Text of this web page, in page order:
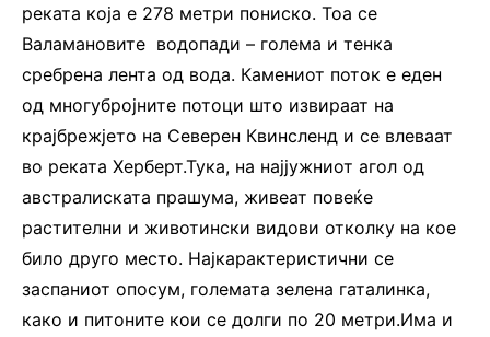
реката која е 278 метри пониско. Тоа се
Валамановите водопади – голема и тенка
сребрена лента од вода. Камениот поток е еден
од многубројните потоци што извираат на
крајбрежјето на Северен Квинсленд и се влеваат
во реката Херберт.Тука, на најјужниот агол од
австралиската прашума, живеат повеќе
растителни и животински видови отколку на кое
било друго место. Најкарактеристични се
заспаниот опосум, големата зелена гаталинка,
како и питоните кои се долги по 20 метри.Има и